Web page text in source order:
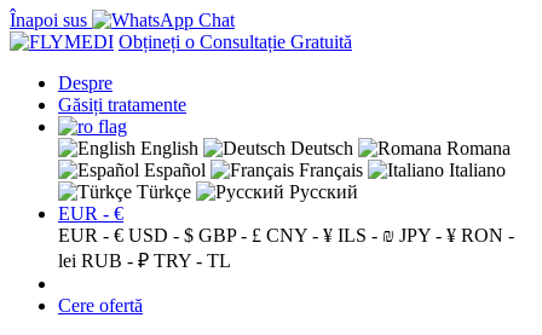
Înapoi sus
Obțineți o Consultație Gratuită
Despre
Găsiți tratamente
English Deutsch
Romana
Español
Français
Italiano
Türkçe
Русский
EUR - €
EUR - € USD - $ GBP - £ CNY - ¥ ILS - ₪ JPY - ¥ RON -
lei RUB - ₽ TRY - TL
Cere ofertă